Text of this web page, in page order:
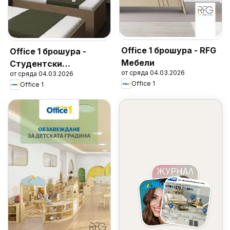
Office 1 брошура -
Студентски
общежития
от сряда 04.03.2026
Office 1
Office 1 брошура - RFG
Мебели
от сряда 04.03.2026
Office 1